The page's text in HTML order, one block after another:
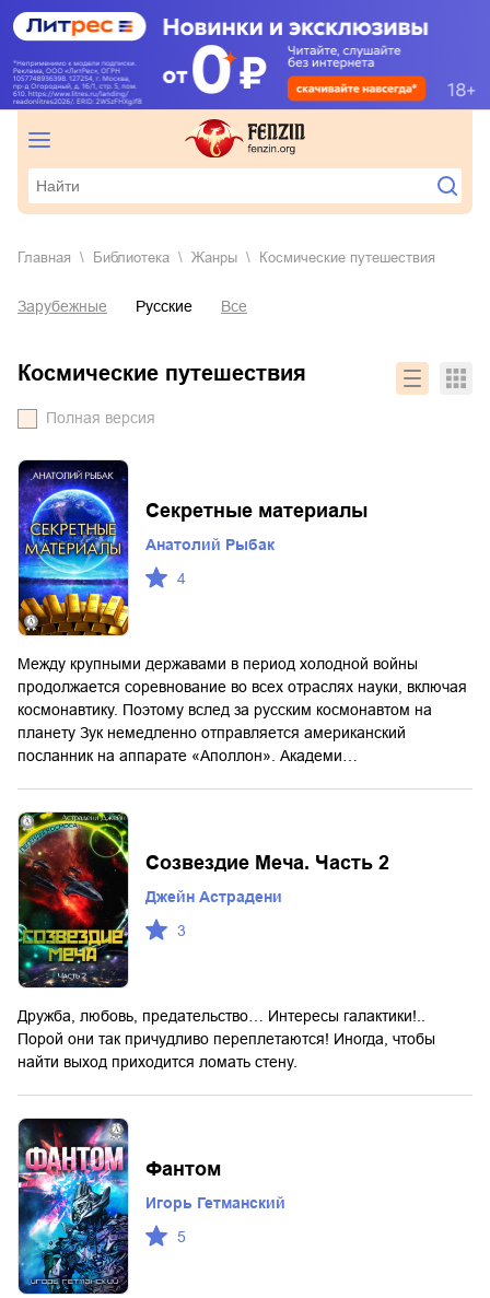
Главная Библиотека Жанры космические путешествия
Зарубежные Русские Все
космические путешествия
Полная версия
Секретные материалы
Анатолий Рыбак
4
Между крупными державами в период холодной войны
продолжается соревнование во всех отраслях науки, включая
космонавтику. Поэтому вслед за русским космонавтом на
планету Зук немедленно отправляется американский
посланник на аппарате «Аполлон». Академи…
Созвездие Меча. Часть 2
Джейн Астрадени
3
Дружба, любовь, предательство… Интересы галактики!..
Порой они так причудливо переплетаются! Иногда, чтобы
найти выход приходится ломать стену.
Фантом
Игорь Гетманский
5